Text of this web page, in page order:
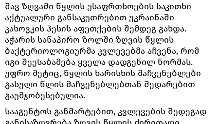
შავ ზღვაში წყლის უსაფრთხოების საკითხი
აქტუალური განსაკუთრებით უკრაინაში
კახოვკის ჰესის აფეთქების შემდეგ გახდა.
აჭარის სანაპირო ზოლში ზღვის წყლის
ბაქტერიოლოგიურმა კვლევებმა აჩვენა, რომ
იგი შეესაბამება ყველა დადგენილ ნორმას.
უფრო მეტიც, წყლის ხარისხის მაჩვენებლები
გასული წლის მაჩვენებლებთან შედარებით
გაუმჯობესებულია.
სააგენტოს განმარტებით, კვლევების შედეგად